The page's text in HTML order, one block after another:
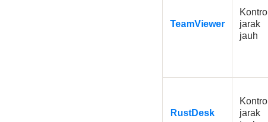
TeamViewer
Kontrol
jarak
jauh
RustDesk
Kontrol
jarak